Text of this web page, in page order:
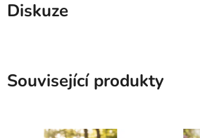
Diskuze
Související produkty